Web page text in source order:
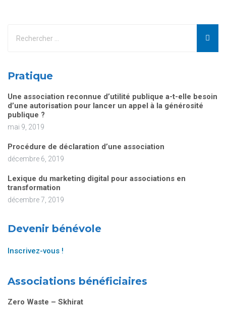
Pratique
Une association reconnue d’utilité publique a-t-elle besoin
d’une autorisation pour lancer un appel à la générosité
publique ?
mai 9, 2019
Procédure de déclaration d’une association
décembre 6, 2019
Lexique du marketing digital pour associations en
transformation
décembre 7, 2019
Devenir bénévole
Inscrivez-vous !
Associations bénéficiaires
Zero Waste – Skhirat